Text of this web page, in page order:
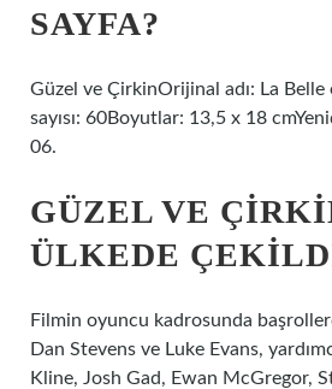
SAYFA?
Güzel ve ÇirkinOrijinal adı: La Belle
sayısı: 60Boyutlar: 13,5 x 18
06.
GÜZEL VE
ÜLKEDE
Filmin oyuncu kadrosunda
Dan Stevens ve Luke Evans,
Kline, Josh Gad, Ewan McGregor,